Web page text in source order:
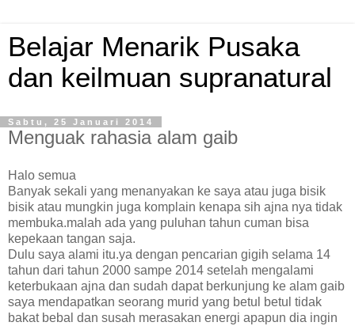
Belajar Menarik Pusaka
dan keilmuan supranatural
Sabtu, 25 Januari 2014
Menguak rahasia alam gaib
Halo semua
Banyak sekali yang menanyakan ke saya atau juga bisik
bisik atau mungkin juga komplain kenapa sih ajna nya tidak
membuka.malah ada yang puluhan tahun cuman bisa
kepekaan tangan saja.
Dulu saya alami itu.ya dengan pencarian gigih selama 14
tahun dari tahun 2000 sampe 2014 setelah mengalami
keterbukaan ajna dan sudah dapat berkunjung ke alam gaib
saya mendapatkan seorang murid yang betul betul tidak
bakat bebal dan susah merasakan energi apapun dia ingin